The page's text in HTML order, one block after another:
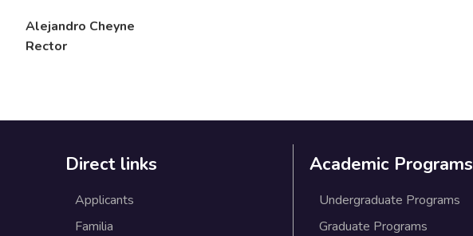
Alejandro Cheyne
Rector
Direct links
Applicants
Familia
Academic Programs
Undergraduate Programs
Graduate Programs